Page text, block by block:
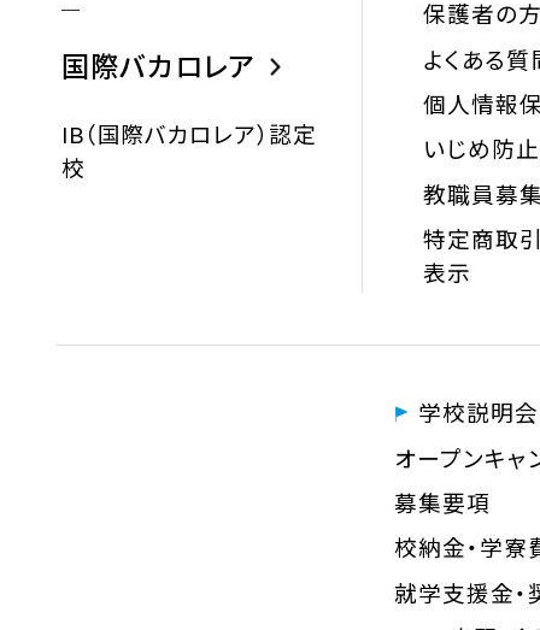
国際バカロレア
IB（国際バカロレア）認定
校
保護者の
よくある質
個人情報
いじめ防
教職員募
特定商取
表示
学校説明会
オープンキャ
募集要項
校納金・学寮
就学支援金